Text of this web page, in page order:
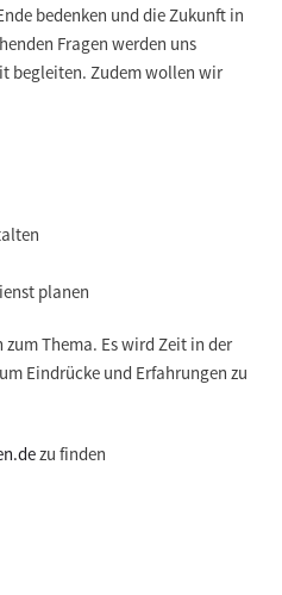
bedenken und die Zukunft in
Fragen werden uns
begleiten. Zudem wollen wir
planen
Thema. Es wird Zeit in der
Eindrücke und Erfahrungen zu
zu finden